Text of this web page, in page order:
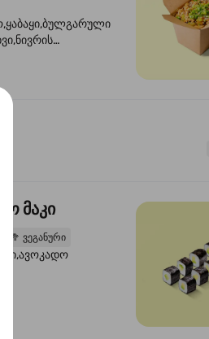
ხახვი,სეზამის
მაკი
🥦 ვეგანური